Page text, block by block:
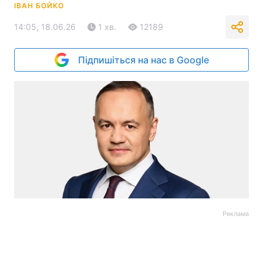
ІВАН БОЙКО
14:05, 18.06.26 1 хв. 12189
Підпишіться на нас в Google
Реклама